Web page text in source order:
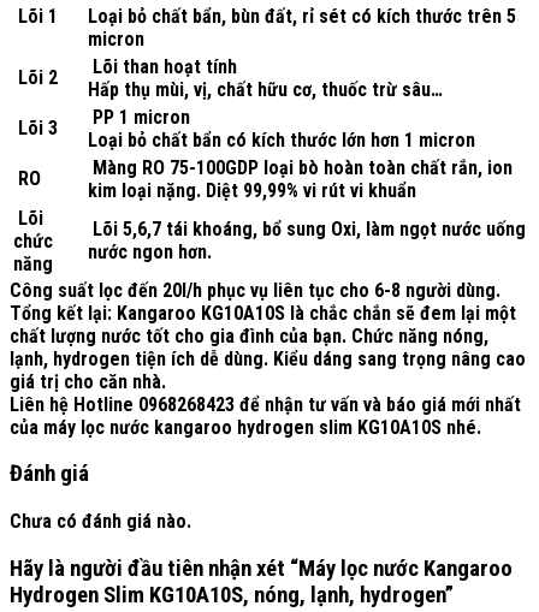
Lõi 1
Loại bỏ chất bẩn, bùn đất, rỉ sét có kích thước trên 5
micron
Lõi 2
Lõi than hoạt tính
Hấp thụ mùi, vị, chất hữu cơ, thuốc trừ sâu…
Lõi 3
PP 1 micron
Loại bỏ chất bẩn có kích thước lớn hơn 1 micron
RO
Màng RO 75-100GDP loại bò hoàn toàn chất rắn, ion
kim loại nặng. Diệt 99,99% vi rút vi khuẩn
Lõi
chức
năng
Lõi 5,6,7 tái khoáng, bổ sung Oxi, làm ngọt nước uống
nước ngon hơn.
Công suất lọc đến 20l/h phục vụ liên tục cho 6-8 người dùng.
Tổng kết lại: Kangaroo KG10A10S là chắc chắn sẽ đem lại một
chất lượng nước tốt cho gia đình của bạn. Chức năng nóng,
lạnh, hydrogen tiện ích dễ dùng. Kiểu dáng sang trọng nâng cao
giá trị cho căn nhà.
Liên hệ Hotline 0968268423 để nhận tư vấn và báo giá mới nhất
của máy lọc nước kangaroo hydrogen slim KG10A10S nhé.
Đánh giá
Chưa có đánh giá nào.
Hãy là người đầu tiên nhận xét “Máy lọc nước Kangaroo
Hydrogen Slim KG10A10S, nóng, lạnh, hydrogen”